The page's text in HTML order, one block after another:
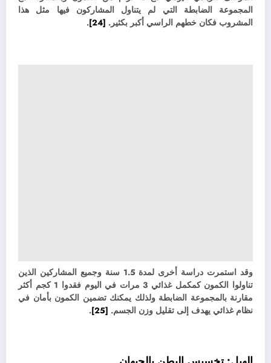
المجموعة الضابطة التي لم يتناول المشاركون فيها مثل هذا
المشروب فكان خطهم الراسي أكبر بكثير. [24]
.
وقد استمرت دراسة أخرى لمدة 1.5 سنة وجميع المشاركين الذين
تناولوا الكمون كمكمل غذائي 3 مرات في اليوم فقدوا 1 كجم أكثر
مقارنة بالمجموعة الضابطة ولذلك يمكنك تضمين الكمون بأمان في
نظام غذائي يهدف إلى تقليل وزن الجسم. [25]
.